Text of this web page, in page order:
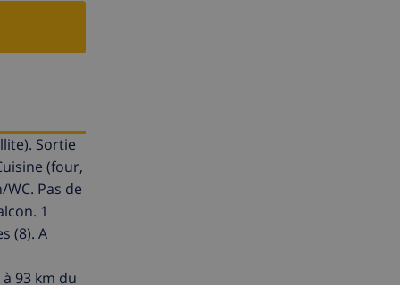
Sortie
(four,
Pas de
1
(8). A
93 km du